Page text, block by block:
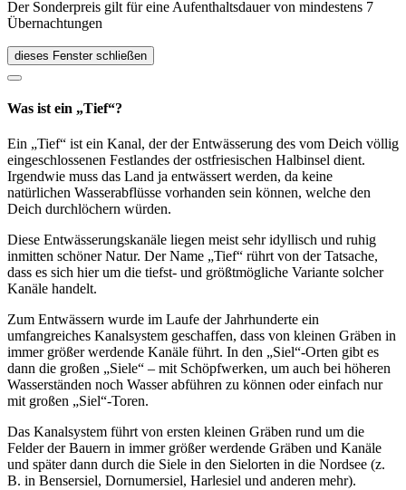
Der Sonderpreis gilt für eine Aufenthaltsdauer von mindestens 7
Übernachtungen
dieses Fenster schließen
Was ist ein „Tief“?
Ein „Tief“ ist ein Kanal, der der Entwässerung des vom Deich völlig
eingeschlossenen Festlandes der ostfriesischen Halbinsel dient.
Irgendwie muss das Land ja entwässert werden, da keine
natürlichen Wasserabflüsse vorhanden sein können, welche den
Deich durchlöchern würden.
Diese Entwässerungskanäle liegen meist sehr idyllisch und ruhig
inmitten schöner Natur. Der Name „Tief“ rührt von der Tatsache,
dass es sich hier um die tiefst- und größtmögliche Variante solcher
Kanäle handelt.
Zum Entwässern wurde im Laufe der Jahrhunderte ein
umfangreiches Kanalsystem geschaffen, dass von kleinen Gräben in
immer größer werdende Kanäle führt. In den „Siel“-Orten gibt es
dann die großen „Siele“ – mit Schöpfwerken, um auch bei höheren
Wasserständen noch Wasser abführen zu können oder einfach nur
mit großen „Siel“-Toren.
Das Kanalsystem führt von ersten kleinen Gräben rund um die
Felder der Bauern in immer größer werdende Gräben und Kanäle
und später dann durch die Siele in den Sielorten in die Nordsee (z.
B. in Bensersiel, Dornumersiel, Harlesiel und anderen mehr).